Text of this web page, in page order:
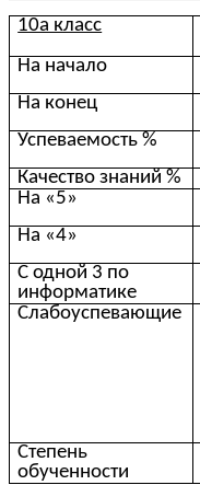
10а класс
На начало
На конец
Успеваемость %
Качество знаний %
На «5»
На «4»
С одной 3 по
информатике
Слабоуспевающие
Степень
обученности